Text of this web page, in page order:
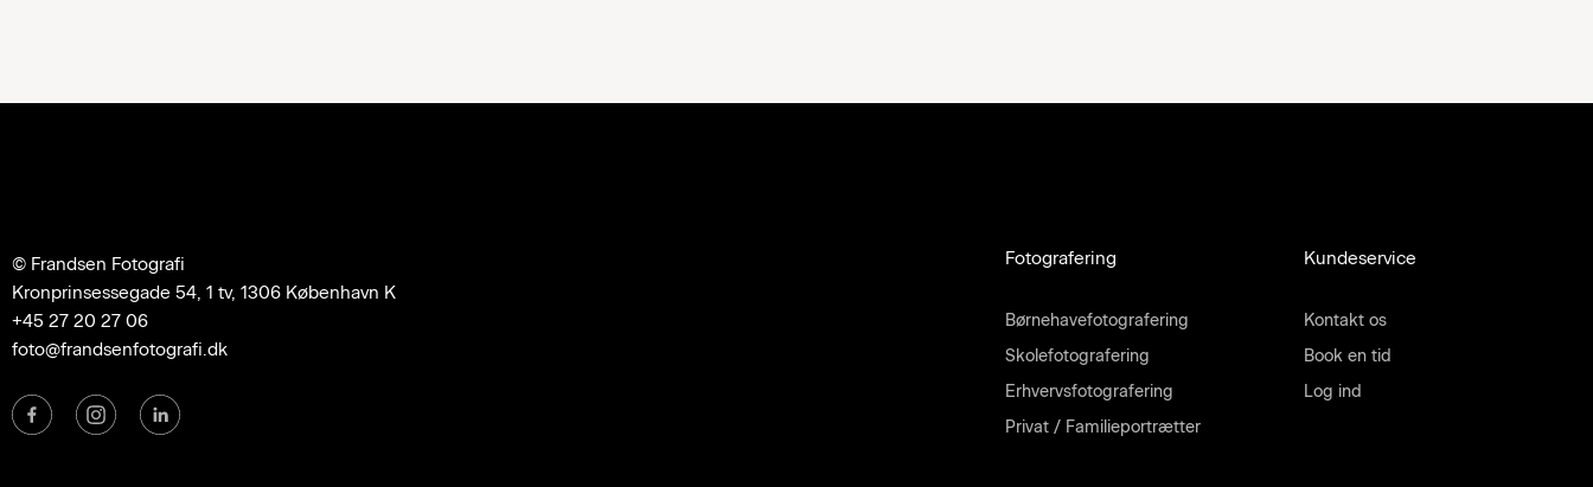
© Frandsen Fotografi
Kronprinsessegade 54, 1 tv, 1306 København K
+45 27 20 27 06
foto@frandsenfotografi.dk
Fotografering
Børnehavefotografering
Skolefotografering
Erhvervsfotografering
Privat / Familieportrætter
Kundeservice
Kontakt os
Book en tid
Log ind